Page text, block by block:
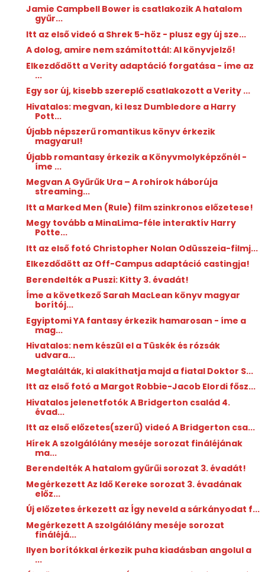
Jamie Campbell Bower is csatlakozik A hatalom
gyűr...
Itt az első videó a Shrek 5-höz - plusz egy új sze...
A dolog, amire nem számítottál: AI könyvjelző!
Elkezdődött a Verity adaptáció forgatása - íme az
...
Egy sor új, kisebb szereplő csatlakozott a Verity ...
Hivatalos: megvan, ki lesz Dumbledore a Harry
Pott...
Újabb népszerű romantikus könyv érkezik
magyarul!
Újabb romantasy érkezik a Könyvmolyképzőnél -
íme ...
Megvan A Gyűrűk Ura – A rohírok háborúja
streaming...
Itt a Marked Men (Rule) film szinkronos előzetese!
Megy tovább a MinaLima-féle interaktív Harry
Potte...
Itt az első fotó Christopher Nolan Odüsszeia-filmj...
Elkezdődött az Off-Campus adaptáció castingja!
Berendelték a Puszi: Kitty 3. évadát!
Íme a következő Sarah MacLean könyv magyar
borítój...
Egyiptomi YA fantasy érkezik hamarosan - íme a
mag...
Hivatalos: nem készül el a Tüskék és rózsák
udvara...
Megtalálták, ki alakíthatja majd a fiatal Doktor S...
Itt az első fotó a Margot Robbie-Jacob Elordi fősz...
Hivatalos jelenetfotók A Bridgerton család 4.
évad...
Itt az első előzetes(szerű) videó A Bridgerton csa...
Hírek A szolgálólány meséje sorozat fináléjának
ma...
Berendelték A hatalom gyűrűi sorozat 3. évadát!
Megérkezett Az Idő Kereke sorozat 3. évadának
előz...
Új előzetes érkezett az Így neveld a sárkányodat f...
Megérkezett A szolgálólány meséje sorozat
fináléjá...
Ilyen borítókkal érkezik puha kiadásban angolul a
...